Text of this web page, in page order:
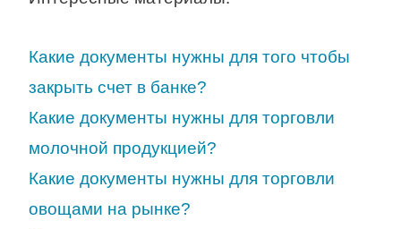
Какие документы нужны для того чтобы
закрыть счет в банке?
Какие документы нужны для торговли
молочной продукцией?
Какие документы нужны для торговли
овощами на рынке?